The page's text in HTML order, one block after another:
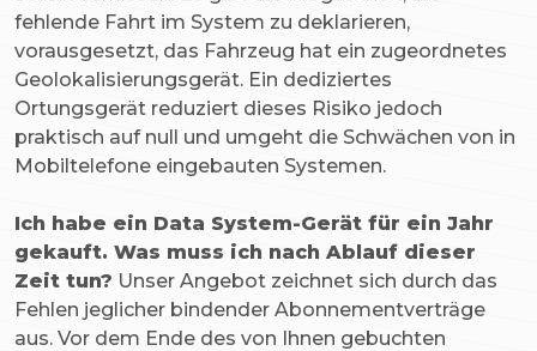
fehlende Fahrt im System zu deklarieren,
vorausgesetzt, das Fahrzeug hat ein zugeordnetes
Geolokalisierungsgerät. Ein dediziertes
Ortungsgerät reduziert dieses Risiko jedoch
praktisch auf null und umgeht die Schwächen von in
Mobiltelefone eingebauten Systemen.
Ich habe ein Data System-Gerät für ein Jahr
gekauft. Was muss ich nach Ablauf dieser
Zeit tun? Unser Angebot zeichnet sich durch das
Fehlen jeglicher bindender Abonnementverträge
aus. Vor dem Ende des von Ihnen gebuchten